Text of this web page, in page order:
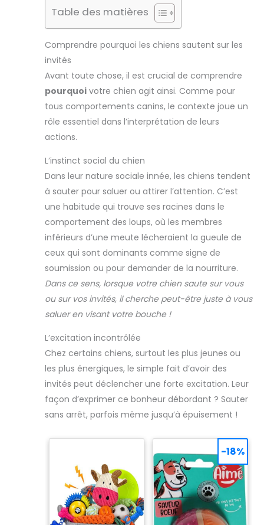
Table des matières
Comprendre pourquoi les chiens sautent sur les
invités
Avant toute chose, il est crucial de comprendre
pourquoi votre chien agit ainsi. Comme pour
tous comportements canins, le contexte joue un
rôle essentiel dans l’interprétation de leurs
actions.
L’instinct social du chien
Dans leur nature sociale innée, les chiens tendent
à sauter pour saluer ou attirer l’attention. C’est
une habitude qui trouve ses racines dans le
comportement des loups, où les membres
inférieurs d’une meute lécheraient la gueule de
ceux qui sont dominants comme signe de
soumission ou pour demander de la nourriture.
Dans ce sens, lorsque votre chien saute sur vous
ou sur vos invités, il cherche peut-être juste à vous
saluer en visant votre bouche !
L’excitation incontrôlée
Chez certains chiens, surtout les plus jeunes ou
les plus énergiques, le simple fait d’avoir des
invités peut déclencher une forte excitation. Leur
façon d’exprimer ce bonheur débordant ? Sauter
sans arrêt, parfois même jusqu’à épuisement !
-18%